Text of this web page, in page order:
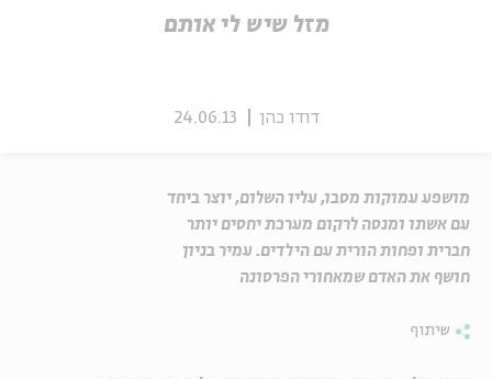
מזל שיש לי אותם
דודו כהן 24.06.13
מושפע עמוקות מסבו, עליו השלום, יוצר ביחד
עם אשתו ומנסה לרקום מערכת יחסים יותר
חברית ופחות הורית עם הילדים. עמיר בניון
חושף את האדם שמאחורי הפרסונה
שיתוף